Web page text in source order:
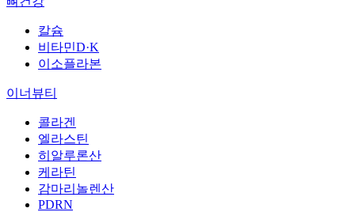
칼슘
비타민D·K
이소플라본
이너뷰티
콜라겐
엘라스틴
히알루론산
케라틴
감마리놀렌산
PDRN